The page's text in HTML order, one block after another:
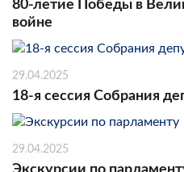
80-летие Победы в
войне
29.04.2025
18-я сессия Собрания
29.04.2025